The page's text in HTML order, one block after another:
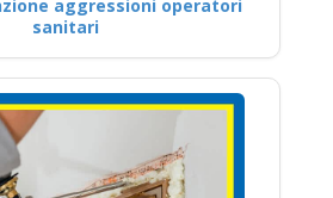
aggressioni operatori
sanitari